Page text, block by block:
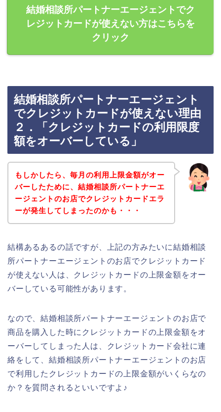
結婚相談所パートナーエージェントでク
レジットカードが使えない方はこちらを
クリック
結婚相談所パートナーエージェント
でクレジットカードが使えない理由
２．「クレジットカードの利用限度
額をオーバーしている」
もしかしたら、毎月の利用上限金額がオー
バーしたために、結婚相談所パートナーエ
ージェントのお店でクレジットカードエラ
ーが発生してしまったのかも・・・
結構あるあるの話ですが、上記の方みたいに結婚相談
所パートナーエージェントのお店でクレジットカード
が使えない人は、クレジットカードの上限金額をオー
バーしている可能性があります。
なので、結婚相談所パートナーエージェントのお店で
商品を購入した時にクレジットカードの上限金額をオ
ーバーしてしまった人は、クレジットカード会社に連
絡をして、結婚相談所パートナーエージェントのお店
で利用したクレジットカードの上限金額がいくらなの
か？を質問されるといいですよ♪